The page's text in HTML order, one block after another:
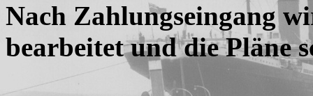
Nach Zahlungseingang
bearbeitet und die Pläne